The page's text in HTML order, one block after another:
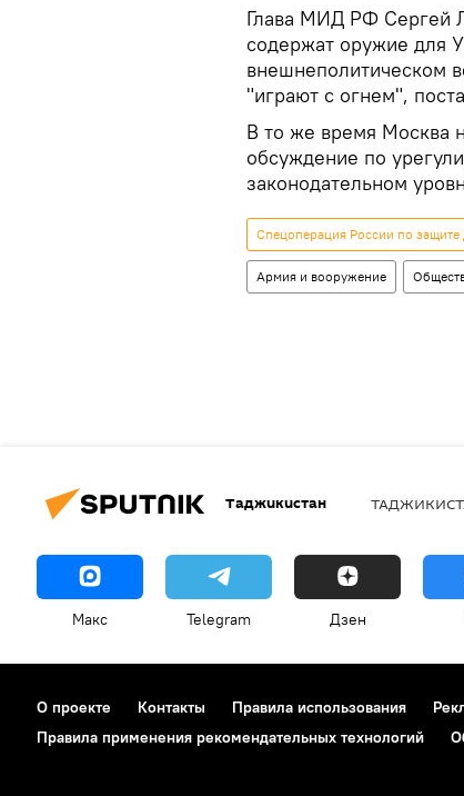
Глава МИД РФ Сергей
содержат оружие для
внешнеполитическом
"играют с огнем",
В то же время Москва
обсуждение по
законодательном
Спецоперация России по
Армия и вооружение
Таджикистан
Макс Telegram Дзен
О проекте Контакты Правила использования
Правила применения рекомендательных технологий